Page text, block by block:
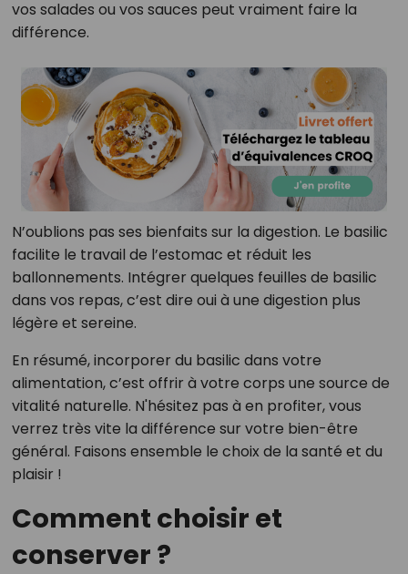
vos salades ou vos sauces peut vraiment faire la
différence.
N’oublions pas ses bienfaits sur la digestion. Le basilic
facilite le travail de l’estomac et réduit les
ballonnements. Intégrer quelques feuilles de basilic
dans vos repas, c’est dire oui à une digestion plus
légère et sereine.
En résumé, incorporer du basilic dans votre
alimentation, c’est offrir à votre corps une source de
vitalité naturelle. N'hésitez pas à en profiter, vous
verrez très vite la différence sur votre bien-être
général. Faisons ensemble le choix de la santé et du
plaisir !
Comment choisir et
conserver ?